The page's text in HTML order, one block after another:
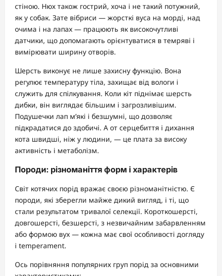
стіною. Нюх також гострий, хоча і не такий потужний,
як у собак. Зате вібриси — жорсткі вуса на морді, над
очима і на лапах — працюють як високочутливі
датчики, що допомагають орієнтуватися в темряві і
вимірювати ширину отворів.
Шерсть виконує не лише захисну функцію. Вона
регулює температуру тіла, захищає від вологи і
служить для спілкування. Коли кіт піднімає шерсть
дибки, він виглядає більшим і загрозливішим.
Подушечки лап м’які і безшумні, що дозволяє
підкрадатися до здобичі. А от серцебиття і дихання
кота швидші, ніж у людини, — це плата за високу
активність і метаболізм.
Породи: різноманіття форм і характерів
Світ котячих порід вражає своєю різноманітністю. Є
породи, які зберегли майже дикий вигляд, і ті, що
стали результатом тривалої селекції. Короткошерсті,
довгошерсті, безшерсті, з незвичайним забарвленням
або формою вух — кожна має свої особливості догляду
і temperament.
Ось порівняння популярних груп порід за основними